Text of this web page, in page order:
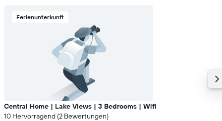
Ferienunterkunft
Central Home | Lake Views | 3 Bedrooms | Wifi
10 Hervorragend (2 Bewertungen)